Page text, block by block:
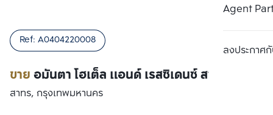
Agent
ลงประกาศกั
ขายอมันตา โฮเต็ล แอนด์ เรสซิเดนซ์ สาทร
Ref: A0404220008
สาทร, กรุงเทพมหานคร
เปรียบเทียบ